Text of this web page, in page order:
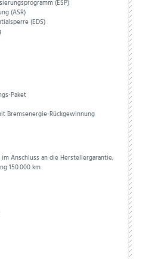
(ESP)
(ASR)
(EDS)
Paket
Bremsenergie-Rückgewinnung
im Anschluss an die Herstellergarantie,
150.000 km